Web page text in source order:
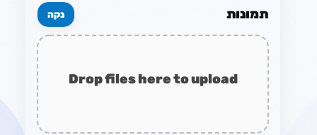
תמונות נקה
Drop files here to upload